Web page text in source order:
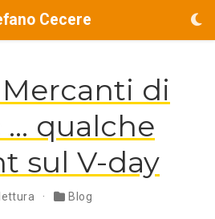
Cecere
di
… qualche
sul V-day
Blog